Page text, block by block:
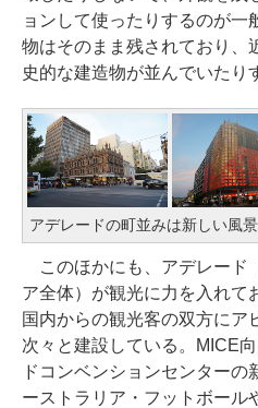
ョンして使ったりするのが一
物はそのまま残されており、
史的な建造物が並んでいたり
アデレードの町並みは新しい風
このほかにも、アデレード
ア全体）が観光に力を入れて
国内からの観光客の双方にア
次々と建設している。MICE
ドコンベンションセンター
ーストラリア・フットボール